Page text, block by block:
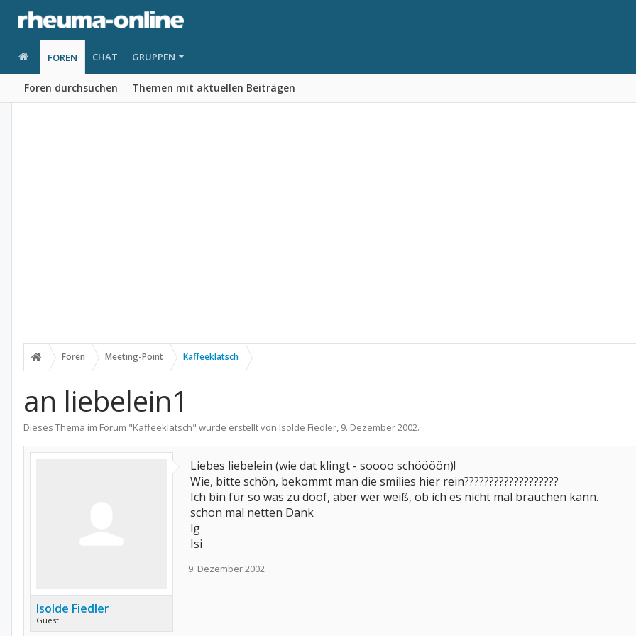
FOREN
Foren durchsuchen Themen mit aktuellen Beiträgen
CHAT GRUPPEN
Foren Meeting-Point Kaffeeklatsch
an liebelein1
Dieses Thema im Forum "Kaffeeklatsch" wurde erstellt von Isolde Fiedler, 9. Dezember 2002.
Isolde Fiedler
Guest
Liebes liebelein (wie dat klingt - soooo schöööön)!
Wie, bitte schön, bekommt man die smilies hier rein???????????????????
Ich bin für so was zu doof, aber wer weiß, ob ich es nicht mal brauchen kann.
schon mal netten Dank
lg
Isi
9. Dezember 2002